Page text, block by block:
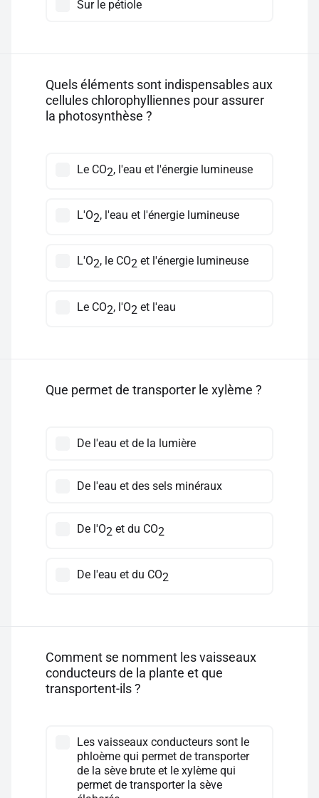
Sur le pétiole
Quels éléments sont indispensables aux
cellules chlorophylliennes pour assurer
la photosynthèse ?
Le CO2, l'eau et l'énergie lumineuse
L'O2, l'eau et l'énergie lumineuse
L'O2, le CO2 et l'énergie lumineuse
Le CO2, l'O2 et l'eau
Que permet de transporter le xylème ?
De l'eau et de la lumière
De l'eau et des sels minéraux
De l'O2 et du CO2
De l'eau et du CO2
Comment se nomment les vaisseaux
conducteurs de la plante et que
transportent-ils ?
Les vaisseaux conducteurs sont le
phloème qui permet de transporter
de la sève brute et le xylème qui
permet de transporter la sève